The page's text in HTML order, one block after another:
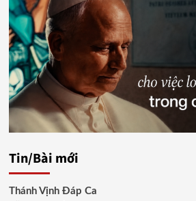
Tin/Bài mới
Thánh Vịnh Đáp Ca